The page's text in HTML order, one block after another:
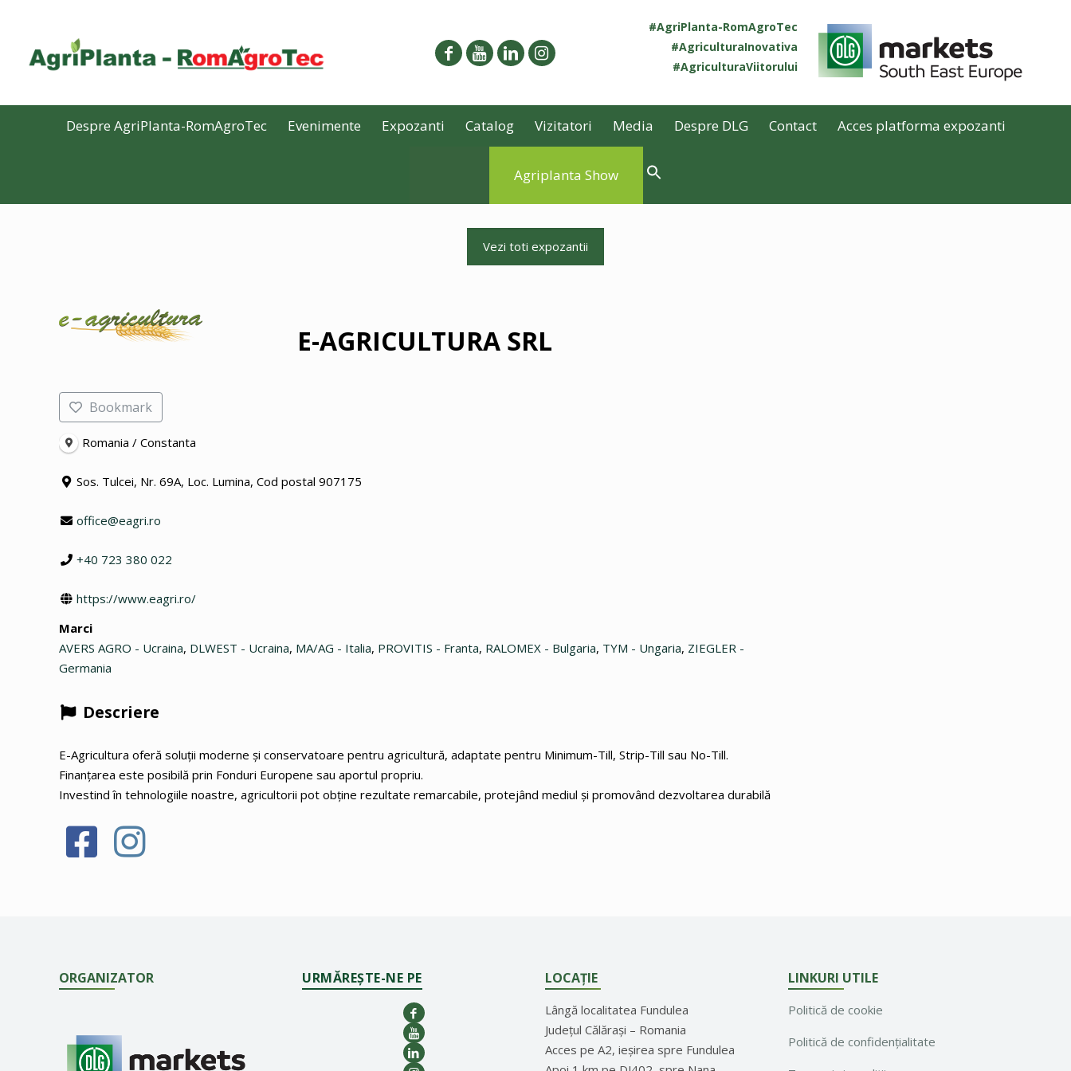
#AgriPlanta-RomAgroTec
#AgriculturaInovativa
#AgriculturaViitorului
Despre AgriPlanta-RomAgroTec Evenimente Expozanti Catalog Vizitatori Media Despre DLG Contact Acces platforma expozanti
Agriplanta Show
Vezi toti expozantii
E-AGRICULTURA SRL
Bookmark
Romania / Constanta
Sos. Tulcei, Nr. 69A, Loc. Lumina, Cod postal 907175
office@eagri.ro
+40 723 380 022
https://www.eagri.ro/
Marci
AVERS AGRO - Ucraina, DLWEST - Ucraina, MA/AG - Italia, PROVITIS - Franta, RALOMEX - Bulgaria, TYM - Ungaria, ZIEGLER -
Germania
Descriere
E-Agricultura oferă soluții moderne și conservatoare pentru agricultură, adaptate pentru Minimum-Till, Strip-Till sau No-Till.
Finanțarea este posibilă prin Fonduri Europene sau aportul propriu.
Investind în tehnologiile noastre, agricultorii pot obține rezultate remarcabile, protejând mediul și promovând dezvoltarea durabilă
ORGANIZATOR URMĂREȘTE-NE PE LOCAȚIE
Lângă localitatea Fundulea
Județul Călărași – Romania
Acces pe A2, ieșirea spre Fundulea
LINKURI UTILE
Politică de cookie
Politică de confidențialitate